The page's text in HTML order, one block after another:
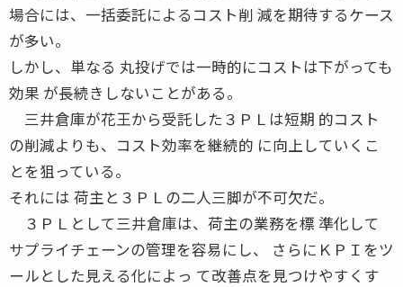
場合には、一括委託によるコスト削 減を期待するケース
が多い。
しかし、単なる 丸投げでは一時的にコストは下がっても
効果 が長続きしないことがある。
三井倉庫が花王から受託した３ＰＬは短期 的コスト
の削減よりも、コスト効率を継続的 に向上していくこ
とを狙っている。
それには 荷主と３ＰＬの二人三脚が不可欠だ。
３ＰＬとして三井倉庫は、荷主の業務を標 準化して
サプライチェーンの管理を容易にし、 さらにＫＰＩをツ
ールとした見える化によっ て改善点を見つけやすくす